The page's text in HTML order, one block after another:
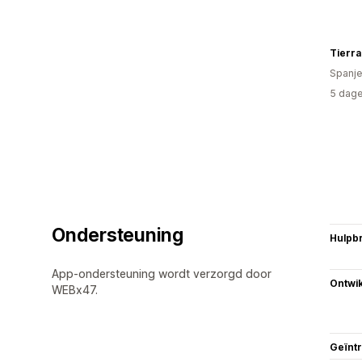
Spanje
5
Ondersteuning
App-ondersteuning wordt verzorgd door
WEBx47.